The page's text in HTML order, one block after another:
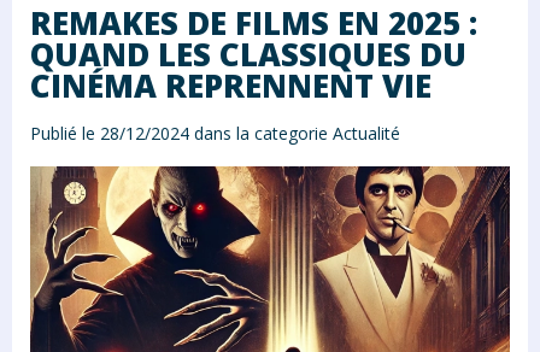
REMAKES DE FILMS EN 2025 :
QUAND LES CLASSIQUES DU
CINÉMA REPRENNENT VIE
Publié le 28/12/2024 dans la categorie Actualité